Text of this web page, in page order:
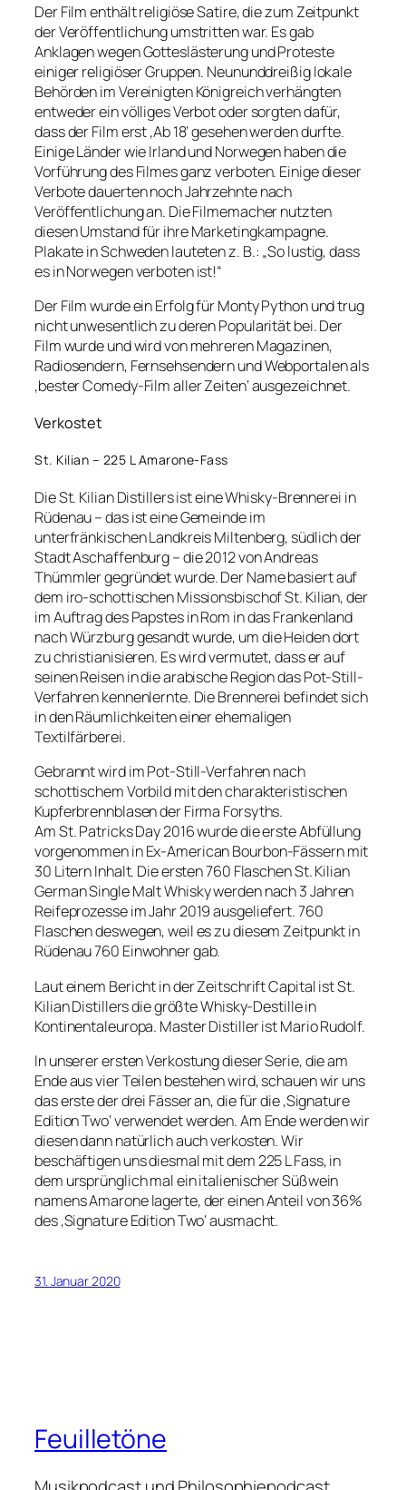
Der Film enthält religiöse Satire, die zum Zeitpunkt
der Veröffentlichung umstritten war. Es gab
Anklagen wegen Gotteslästerung und Proteste
einiger religiöser Gruppen. Neununddreißig lokale
Behörden im Vereinigten Königreich verhängten
entweder ein völliges Verbot oder sorgten dafür,
dass der Film erst ‚Ab 18‘ gesehen werden durfte.
Einige Länder wie Irland und Norwegen haben die
Vorführung des Filmes ganz verboten. Einige dieser
Verbote dauerten noch Jahrzehnte nach
Veröffentlichung an. Die Filmemacher nutzten
diesen Umstand für ihre Marketingkampagne.
Plakate in Schweden lauteten z. B.: „So lustig, dass
es in Norwegen verboten ist!“
Der Film wurde ein Erfolg für Monty Python und trug
nicht unwesentlich zu deren Popularität bei. Der
Film wurde und wird von mehreren Magazinen,
Radiosendern, Fernsehsendern und Webportalen als
‚bester Comedy-Film aller Zeiten‘ ausgezeichnet.
Verkostet
St. Kilian – 225 L Amarone-Fass
Die St. Kilian Distillers ist eine Whisky-Brennerei in
Rüdenau – das ist eine Gemeinde im
unterfränkischen Landkreis Miltenberg, südlich der
Stadt Aschaffenburg – die 2012 von Andreas
Thümmler gegründet wurde. Der Name basiert auf
dem iro-schottischen Missionsbischof St. Kilian, der
im Auftrag des Papstes in Rom in das Frankenland
nach Würzburg gesandt wurde, um die Heiden dort
zu christianisieren. Es wird vermutet, dass er auf
seinen Reisen in die arabische Region das Pot-Still-
Verfahren kennenlernte. Die Brennerei befindet sich
in den Räumlichkeiten einer ehemaligen
Textilfärberei.
Gebrannt wird im Pot-Still-Verfahren nach
schottischem Vorbild mit den charakteristischen
Kupferbrennblasen der Firma Forsyths.
Am St. Patricks Day 2016 wurde die erste Abfüllung
vorgenommen in Ex-American Bourbon-Fässern mit
30 Litern Inhalt. Die ersten 760 Flaschen St. Kilian
German Single Malt Whisky werden nach 3 Jahren
Reifeprozesse im Jahr 2019 ausgeliefert. 760
Flaschen deswegen, weil es zu diesem Zeitpunkt in
Rüdenau 760 Einwohner gab.
Laut einem Bericht in der Zeitschrift Capital ist St.
Kilian Distillers die größte Whisky-Destille in
Kontinentaleuropa. Master Distiller ist Mario Rudolf.
In unserer ersten Verkostung dieser Serie, die am
Ende aus vier Teilen bestehen wird, schauen wir uns
das erste der drei Fässer an, die für die ‚Signature
Edition Two‘ verwendet werden. Am Ende werden wir
diesen dann natürlich auch verkosten. Wir
beschäftigen uns diesmal mit dem 225 L Fass, in
dem ursprünglich mal ein italienischer Süßwein
namens Amarone lagerte, der einen Anteil von 36%
des ‚Signature Edition Two‘ ausmacht.
31. Januar 2020
Feuilletöne